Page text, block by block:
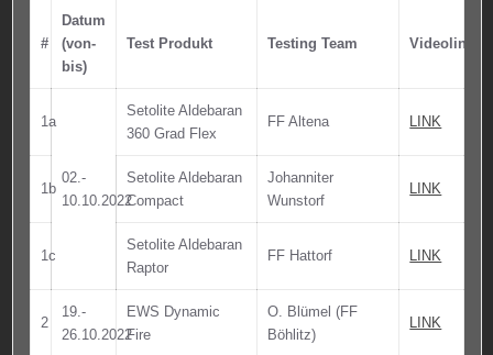
#
Datum
(von-
bis)
Test Produkt Testing Team Videolink
1a
02.-
10.10.2022
Setolite Aldebaran
360 Grad Flex
FF Altena LINK
1b
Setolite Aldebaran
Compact
Johanniter
Wunstorf
LINK
1c
Setolite Aldebaran
Raptor
FF Hattorf LINK
2
19.-
26.10.2022
EWS Dynamic
Fire
O. Blümel (FF
Böhlitz)
LINK